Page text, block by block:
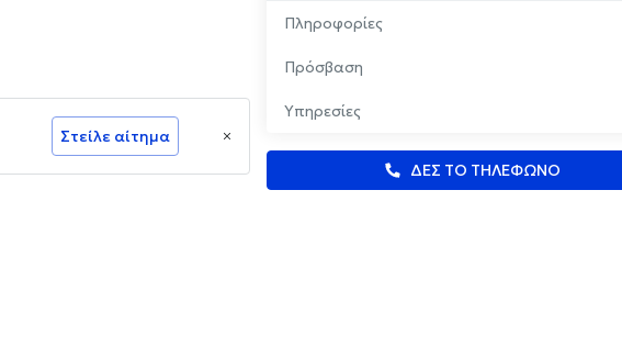
Πληροφορίες
Πρόσβαση
Υπηρεσίες
ΔΕΣ ΤΟ ΤΗΛΕΦΩΝΟ
Στείλε αίτημα